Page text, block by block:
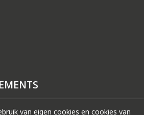
van eigen cookies en cookies van